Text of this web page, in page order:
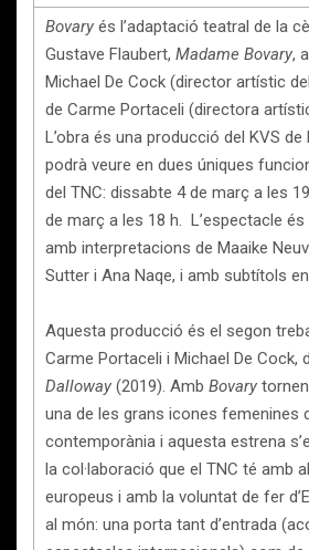
Bovary és l’adaptació teatral de la
Gustave Flaubert, Madame Bovary,
Michael De Cock (director artístic
de Carme Portaceli (directora
L’obra és una producció del KVS de
podrà veure en dues úniques
del TNC: dissabte 4 de març a les
de març a les 18 h. L’espectacle és
amb interpretacions de Maaike
Sutter i Ana Naqe, i amb subtítols
Aquesta producció és el segon
Carme Portaceli i Michael De Cock,
Dalloway (2019). Amb Bovary
una de les grans icones femenines
contemporània i aquesta estrena
la col·laboració que el TNC té amb
europeus i amb la voluntat de fer
al món: una porta tant d’entrada